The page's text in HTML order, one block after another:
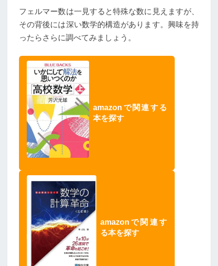
フェルマー数は一見すると特殊な数に見えますが、
その背後には深い数学的構造があります。興味を持
ったらさらに調べてみましょう。
amazonで関連する
本を探す
amazonで関連す
る本を探す